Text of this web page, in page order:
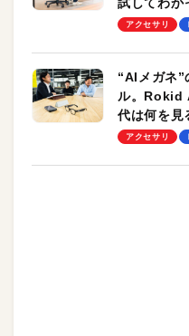
試してわか
ッチ機能も
アクセサリ
“AIメガネ”
ル。Rokid
代は何を見
授による体
アクセサリ